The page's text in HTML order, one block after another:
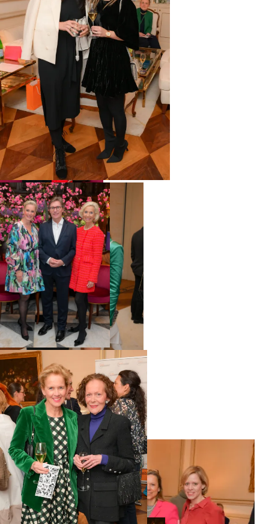
Ingo C. und Christiane Peters
Hotel Vier Jahreszeiten,
Kristina Tröger CeU-
Präsidentin, Prof. Dr. Peter
May Family Business